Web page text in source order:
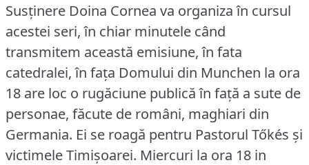
Susţinere Doina Cornea va organiza în cursul
acestei seri, în chiar minutele când
transmitem această emisiune, în fata
catedralei, în faţa Domului din Munchen la ora
18 are loc o rugăciune publică în faţă a sute de
personae, făcute de români, maghiari din
Germania. Ei se roagă pentru Pastorul Tőkés şi
victimele Timişoarei. Miercuri la ora 18 in